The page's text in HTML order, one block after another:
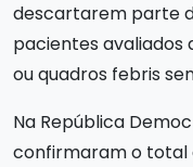
descartarem parte
pacientes
ou quadros febris
Na República
confirmaram o total